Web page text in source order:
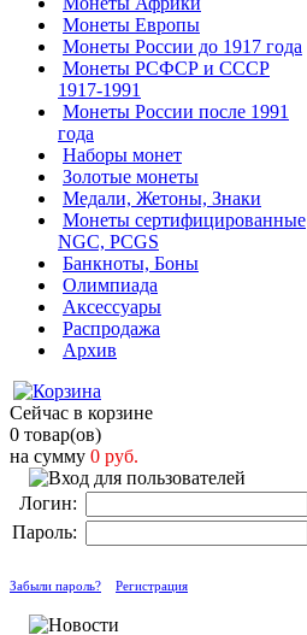
Монеты Европы
Монеты России до 1917 года
Монеты РСФСР и СССР
1917-1991
Монеты России после 1991
года
Наборы монет
Золотые монеты
Медали, Жетоны, Знаки
Монеты сертифицированные
NGC, PCGS
Банкноты, Боны
Олимпиада
Аксессуары
Распродажа
Архив
Сейчас в корзине
0 товар(ов)
на сумму 0 руб.
Логин:
Пароль:
Забыли пароль? Регистрация